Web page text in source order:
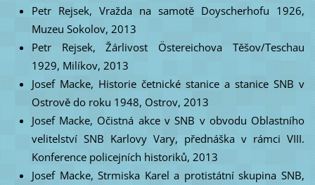
Petr Rejsek, Vražda na samotě Doyscherhofu 1926,
Muzeu Sokolov, 2013
Petr Rejsek, Žárlivost Östereichova Těšov/Teschau
1929, Milíkov, 2013
Josef Macke, Historie četnické stanice a stanice SNB v
Ostrově do roku 1948, Ostrov, 2013
Josef Macke, Očistná akce v SNB v obvodu Oblastního
velitelství SNB Karlovy Vary, přednáška v rámci VIII.
Konference policejních historiků, 2013
Josef Macke, Strmiska Karel a protistátní skupina SNB,